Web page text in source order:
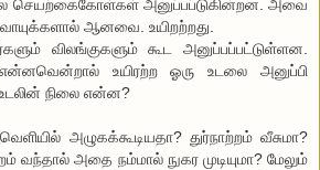
செயற்கைகோள்கள் அனுப்பப்டுகின்றன. அவை
வாயுக்களால் ஆனவை. உயிறற்றது.
விலங்குகளும் கூட அனுப்பப்பட்டுள்ளன.
உயிரற்ற ஓரு உடலை அனுப்பி
நிலை என்ன?
அழுகக்கூடியதா? துர்நாற்றம் வீசுமா?
வந்தால் அதை நம்மால் நுகர முடியுமா? மேலும்